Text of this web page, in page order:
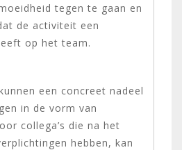
tegen te gaan en
de activiteit een
op het team.
een concreet nadeel
in de vorm van
collega’s die na het
hebben, kan